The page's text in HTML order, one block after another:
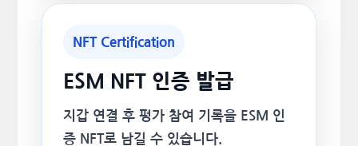
NFT Certification
ESM NFT 인증 발급
지갑 연결 후 평가 참여 기록을 ESM 인
증 NFT로 남길 수 있습니다.